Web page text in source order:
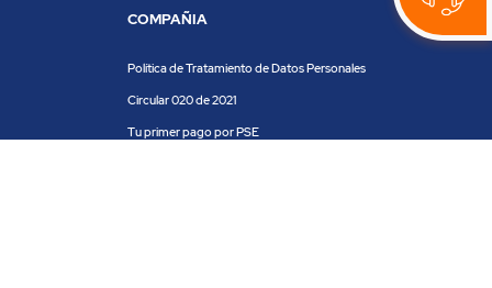
COMPAÑIA
Política de Tratamiento de Datos Personales
Circular 020 de 2021
Tu primer pago por PSE